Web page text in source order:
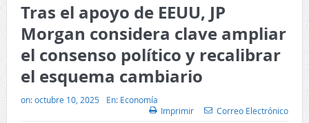
Tras el apoyo de EEUU, JP
Morgan considera clave ampliar
el consenso político y recalibrar
el esquema cambiario
on:octubre 10, 2025 En: Economía
Imprimir
Correo Electrónico